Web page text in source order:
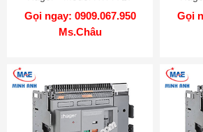
Gọi ngay: 0909.067.950
Ms.Châu
Gọi